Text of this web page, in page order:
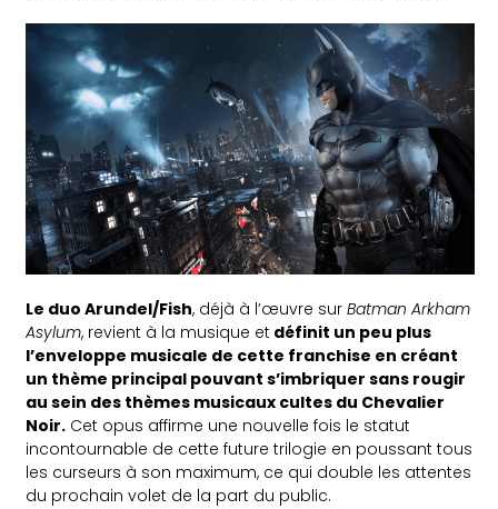
Le duo Arundel/Fish, déjà à l’œuvre surBatman Arkham
Asylum, revient à la musique et définit un peu plus
l’enveloppe musicale de cette franchise en créant
un thème principal pouvant s’imbriquer sans rougir
au sein des thèmes musicaux cultes du Chevalier
Noir. Cet opus affirme une nouvelle fois le statut
incontournable de cette future trilogie en poussant tous
les curseurs à son maximum, ce qui double les attentes
du prochain volet de la part du public.